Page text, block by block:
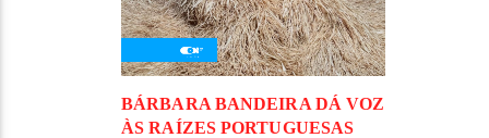
BÁRBARA BANDEIRA DÁ VOZ
ÀS RAÍZES PORTUGUESAS